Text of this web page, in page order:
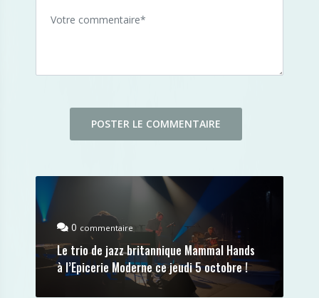
0 commentaire
Le trio de jazz britannique Mammal Hands
à l’Epicerie Moderne ce jeudi 5 octobre !